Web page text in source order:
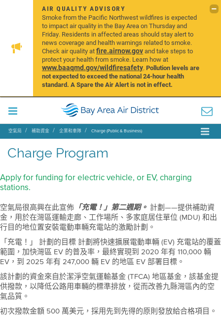
AIR QUALITY ADVISORY
Smoke from the Pacific Northwest wildfires is expected
to impact air quality in the Bay Area on Thursday and
Friday. Residents in affected areas should stay alert to
news coverage and health warnings related to smoke.
Check air quality atfire.airnow.govand take steps to
protect your health from smoke. Learn how at
www.baaqmd.gov/wildfiresafety.Pollution levels are
not expected to exceed the national 24-hour health
standard. A Spare the Air Alert is not in effect.
空氣局 補助資金 企業和車隊 Charge (Public & Business)
Charge Program
Apply for funding for electric vehicle, or EV, charging
stations.
空氣局很高興在此宣佈 「充電！」第二週期。 計劃——提供補助資
金，用於在灣區運輸走廊、工作場所、多家庭居住單位 (MDU) 和出
行目的地位置安裝電動車輛充電站的激勵計劃。
「充電！」 計劃的目標 計劃將快速擴展電動車輛 (EV) 充電站的覆蓋
範圍，加快灣區 EV 的普及率，最終實現到 2020 年有 110,000 輛
EV，到 2025 年有 247,000 輛 EV 的地區 EV 部署目標。
該計劃的資金來自於潔淨空氣運輸基金 (TFCA) 地區基金，該基金提
供撥款，以降低公路用車輛的標準排放，從而改善九縣灣區內的空
氣品質。
初次撥款金額 500 萬美元，採用先到先得的原則發放給合格項目。